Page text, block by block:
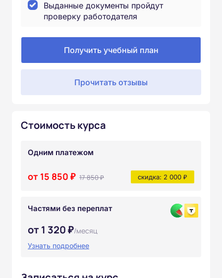
Выданные документы пройдут
проверку работодателя
Получить учебный план
Прочитать отзывы
Стоимость курса
Одним платежом
от 15 850 ₽ 17 850 ₽ скидка: 2 000 ₽
Частями без переплат
от 1 320 ₽/месяц
Узнать подробнее